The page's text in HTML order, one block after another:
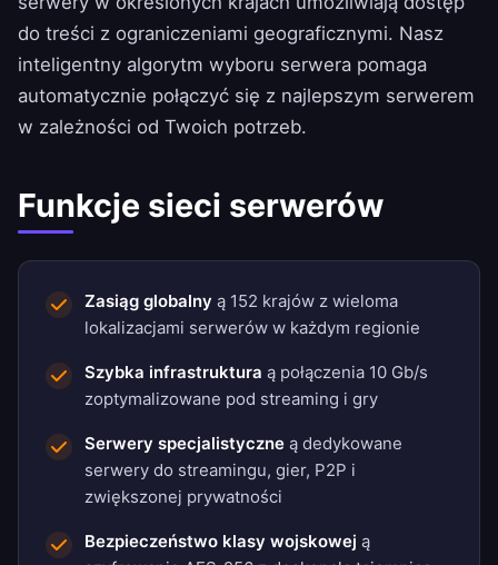
do treści z ograniczeniami geograficznymi. Nasz
inteligentny algorytm wyboru serwera pomaga
automatycznie połączyć się z najlepszym serwerem
w zależności od Twoich potrzeb.
Funkcje sieci serwerów
Zasiąg globalny ą 152 krajów z wieloma
lokalizacjami serwerów w każdym regionie
Szybka infrastruktura ą połączenia 10 Gb/s
zoptymalizowane pod streaming i gry
Serwery specjalistyczne ą dedykowane
serwery do streamingu, gier, P2P i
zwiększonej prywatności
Bezpieczeństwo klasy wojskowej ą